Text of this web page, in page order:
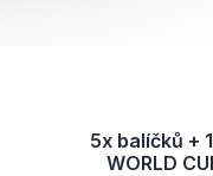
5x balíčků +
WORLD